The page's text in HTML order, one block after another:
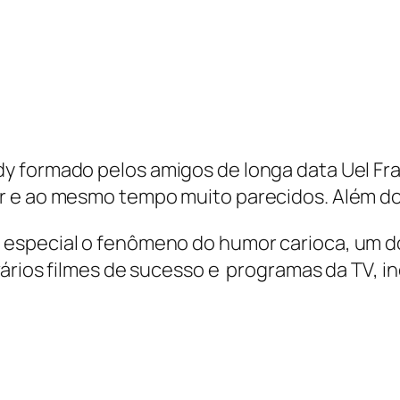
formado pelos amigos de longa data Uel
ao mesmo tempo muito parecidos. Além
o fenômeno do humor carioca, um
filmes de sucesso e programas da TV,